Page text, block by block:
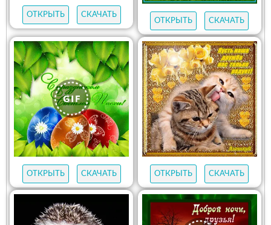
ОТКРЫТЬ
СКАЧАТЬ
ОТКРЫТЬ
СКАЧАТЬ
ОТКРЫТЬ СКАЧАТЬ ОТКРЫТЬ СКАЧАТЬ